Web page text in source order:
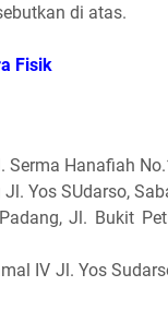
di atas.
Fisik
Hanafiah
Yos SUdarso,
Jl. Bukit
IV Jl. Yos